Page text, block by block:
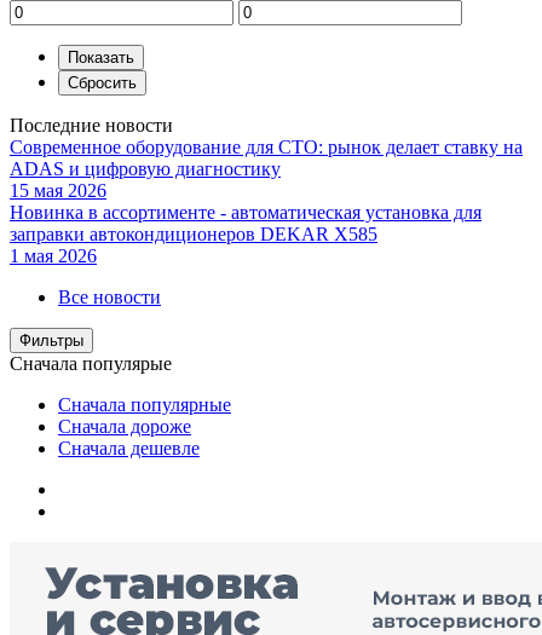
Последние новости
Современное оборудование для СТО: рынок делает ставку на
ADAS и цифровую диагностику
15 мая 2026
Новинка в ассортименте - автоматическая установка для
заправки автокондиционеров DEKAR X585
1 мая 2026
Все новости
Фильтры
Сначала популярые
Сначала популярные
Сначала дороже
Сначала дешевле